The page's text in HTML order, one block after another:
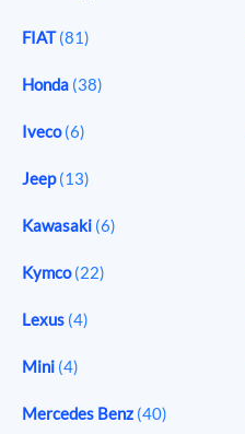
FIAT(81)
Honda (38)
Iveco(6)
Jeep(13)
Kawasaki (6)
Kymco(22)
Lexus (4)
Mini (4)
Mercedes Benz (40)